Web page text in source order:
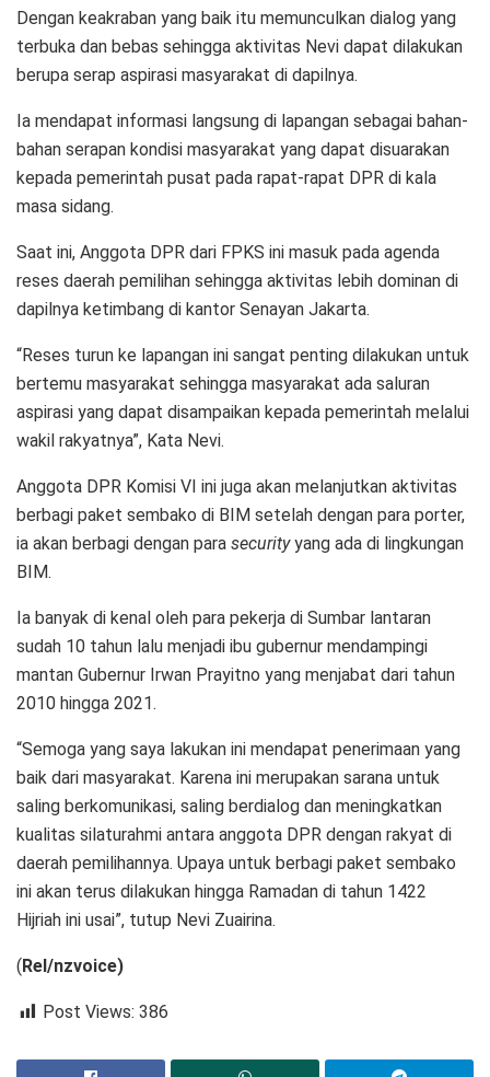
Dengan keakraban yang baik itu memunculkan dialog yang
terbuka dan bebas sehingga aktivitas Nevi dapat dilakukan
berupa serap aspirasi masyarakat di dapilnya.
Ia mendapat informasi langsung di lapangan sebagai bahan-
bahan serapan kondisi masyarakat yang dapat disuarakan
kepada pemerintah pusat pada rapat-rapat DPR di kala
masa sidang.
Saat ini, Anggota DPR dari FPKS ini masuk pada agenda
reses daerah pemilihan sehingga aktivitas lebih dominan di
dapilnya ketimbang di kantor Senayan Jakarta.
“Reses turun ke lapangan ini sangat penting dilakukan untuk
bertemu masyarakat sehingga masyarakat ada saluran
aspirasi yang dapat disampaikan kepada pemerintah melalui
wakil rakyatnya”, Kata Nevi.
Anggota DPR Komisi VI ini juga akan melanjutkan aktivitas
berbagi paket sembako di BIM setelah dengan para porter,
ia akan berbagi dengan para securityyang ada di lingkungan
BIM.
Ia banyak di kenal oleh para pekerja di Sumbar lantaran
sudah 10 tahun lalu menjadi ibu gubernur mendampingi
mantan Gubernur Irwan Prayitno yang menjabat dari tahun
2010 hingga 2021.
“Semoga yang saya lakukan ini mendapat penerimaan yang
baik dari masyarakat. Karena ini merupakan sarana untuk
saling berkomunikasi, saling berdialog dan meningkatkan
kualitas silaturahmi antara anggota DPR dengan rakyat di
daerah pemilihannya. Upaya untuk berbagi paket sembako
ini akan terus dilakukan hingga Ramadan di tahun 1422
Hijriah ini usai”, tutup Nevi Zuairina.
( Rel/nzvoice)
Post Views: 386